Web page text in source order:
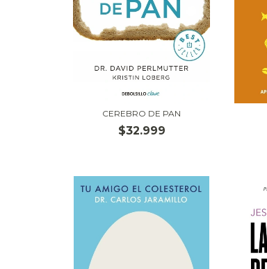
CEREBRO DE PAN
$32.999